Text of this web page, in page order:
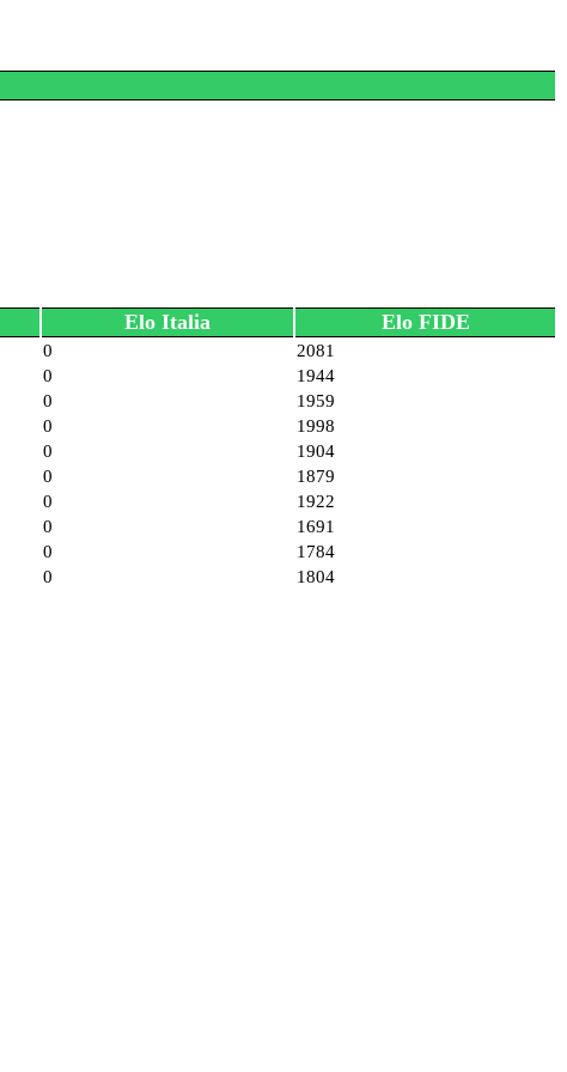
Elo Italia Elo FIDE
0
2081
0
1944
0
1959
0
1998
0
1904
0
1879
0
1922
0
1691
0
1784
0 1804